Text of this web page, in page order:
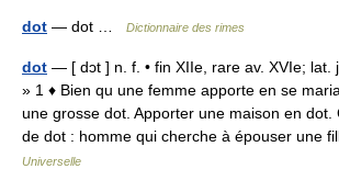
dot — dot … Dictionnaire des rimes
dot — [ dɔt ] n. f. • fin XIIe, rare av. XVIe; lat.
» 1 ♦ Bien qu une femme apporte en se
une grosse dot. Apporter une maison en dot.
de dot : homme qui cherche à épouser
Universelle